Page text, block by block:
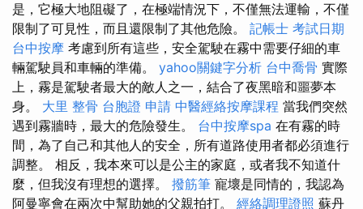
是，它極大地阻礙了，在極端情況下，不僅無法運輸，不僅
限制了可見性，而且還限制了其他危險。 記帳士 考試日期
台中按摩 考慮到所有這些，安全駕駛在霧中需要仔細的車
輛駕駛員和車輛的準備。 yahoo關鍵字分析 台中喬骨 實際
上，霧是駕駛者最大的敵人之一，結合了夜黑暗和噩夢本
身。 大里 整骨 台胞證 申請 中醫經絡按摩課程 當我們突然
遇到霧牆時，最大的危險發生。 台中按摩spa 在有霧的時
間，為了自己和其他人的安全，所有道路使用者都必須進行
調整。 相反，我本來可以是公主的家庭，或者我不知道什
麼，但我沒有理想的選擇。 撥筋筆 寵壞是同情的，我認為
阿曼寧會在兩次中幫助她的父親拍打。 經絡調理證照 蘇丹